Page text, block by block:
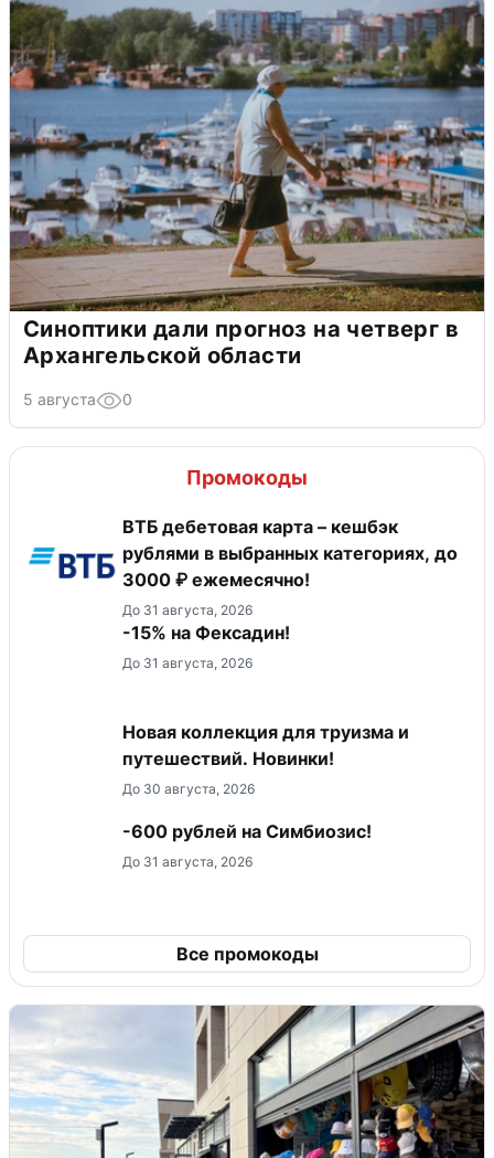
Синоптики дали прогноз на четверг в
Архангельской области
5 августа 0
Промокоды
ВТБ дебетовая карта – кешбэк
рублями в выбранных категориях, до
3000 ₽ ежемесячно!
До 31 августа, 2026
-15% на Фексадин!
До 31 августа, 2026
Новая коллекция для труизма и
путешествий. Новинки!
До 30 августа, 2026
-600 рублей на Симбиозис!
До 31 августа, 2026
Все промокоды